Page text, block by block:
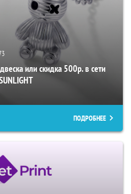
или скидка 500р. в сети
ПОДРОБНЕЕ